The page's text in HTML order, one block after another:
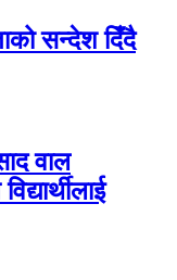
सन्देश दिँदै
वाल